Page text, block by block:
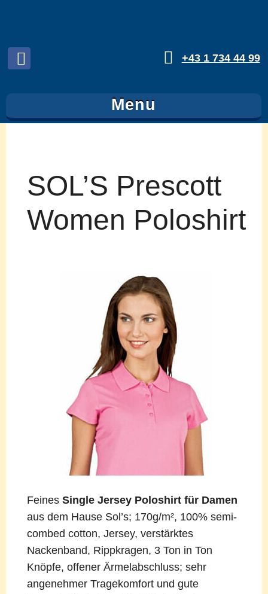
+43 1 734 44 99
Menu
SOL’S Prescott
Women Poloshirt
Feines Single Jersey Poloshirt für Damen
aus dem Hause Sol’s; 170g/m², 100% semi-
combed cotton, Jersey, verstärktes
Nackenband, Rippkragen, 3 Ton in Ton
Knöpfe, offener Ärmelabschluss; sehr
angenehmer Tragekomfort und gute